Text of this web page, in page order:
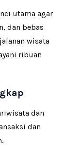
utama agar
dan bebas
wisata
ribuan
dan
dan